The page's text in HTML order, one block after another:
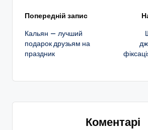
Навігація
по
запису
Попередній запис
Кальян — лучший
подарок друзьям на
праздник
Коментарі